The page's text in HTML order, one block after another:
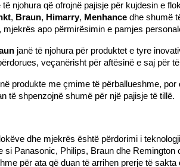
njohura që ofrojnë pajisje për kujdesin e
, Braun, Himarry, Menhance dhe shumë
apo përmirësimin e pamjes
janë të njohura për produktet e tyre
veçanërisht për aftësinë e saj për
produkte me çmime të përballueshme,
të shpenzojnë shumë për një pajisje të tillë.
dhe mjekrës është përdorimi i
si Panasonic, Philips, Braun dhe Remington
për ata që duan të arrihen prerje të